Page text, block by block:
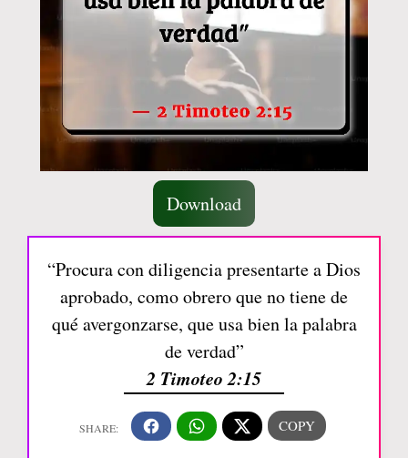
Download
“Procura con diligencia presentarte a Dios
aprobado, como obrero que no tiene de
qué avergonzarse, que usa bien la palabra
de verdad”
2 Timoteo 2:15